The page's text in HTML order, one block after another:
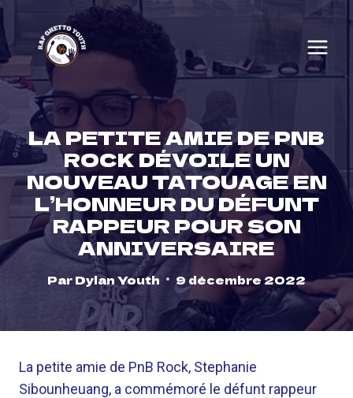
Skip
to
content
LA PETITE AMIE DE PNB
ROCK DÉVOILE UN
NOUVEAU TATOUAGE EN
L’HONNEUR DU DÉFUNT
RAPPEUR POUR SON
ANNIVERSAIRE
ParDylan Youth 9 décembre 2022
La petite amie de PnB Rock, Stephanie
Sibounheuang, a commémoré le défunt rappeur